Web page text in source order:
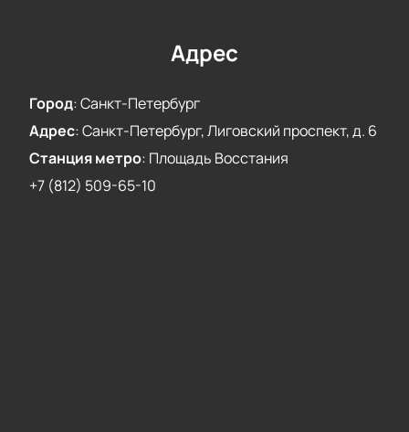
Адрес
Город:Санкт-Петербург
Адрес:Санкт-Петербург, Лиговский проспект, д. 6
Станция метро: Площадь Восстания
+7 (812) 509-65-10